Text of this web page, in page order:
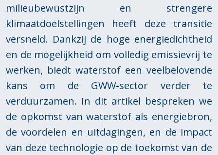
milieubewustzijn en strengere
klimaatdoelstellingen heeft deze transitie
versneld. Dankzij de hoge energiedichtheid
en de mogelijkheid om volledig emissievrij te
werken, biedt waterstof een veelbelovende
kans om de GWW-sector verder te
verduurzamen. In dit artikel bespreken we
de opkomst van waterstof als energiebron,
de voordelen en uitdagingen, en de impact
van deze technologie op de toekomst van de